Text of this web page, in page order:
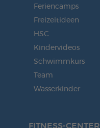
Feriencamps
Freizeitideen
HSC
Kindervideos
Schwimmkurs
Team
Wasserkinder
FITNESS-CENTER